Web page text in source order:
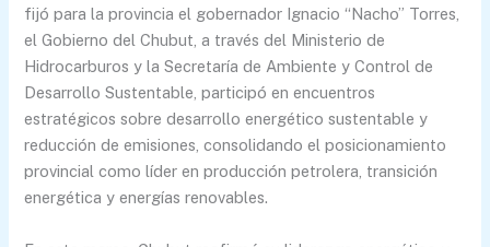
fijó para la provincia el gobernador Ignacio “Nacho” Torres,
el Gobierno del Chubut, a través del Ministerio de
Hidrocarburos y la Secretaría de Ambiente y Control de
Desarrollo Sustentable, participó en encuentros
estratégicos sobre desarrollo energético sustentable y
reducción de emisiones, consolidando el posicionamiento
provincial como líder en producción petrolera, transición
energética y energías renovables.